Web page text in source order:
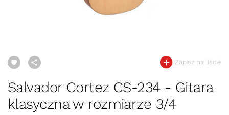
Zapisz na liście
Salvador Cortez CS-234 - Gitara
klasyczna w rozmiarze 3/4